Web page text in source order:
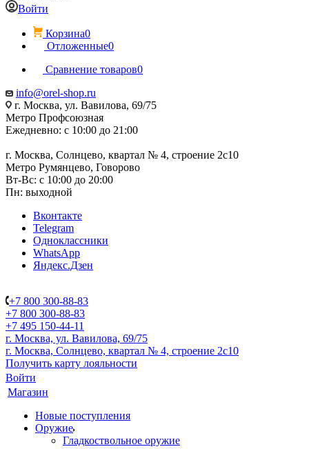
Войти
Корзина0
Отложенные0
Сравнение товаров0
info@orel-shop.ru
г. Москва, ул. Вавилова, 69/75
Метро Профсоюзная
Ежедневно: с 10:00 до 21:00
г. Москва, Солнцево, квартал № 4, строение 2с10
Метро Румянцево, Говорово
Вт-Вс: с 10:00 до 20:00
Пн: выходной
Вконтакте
Telegram
Одноклассники
WhatsApp
Яндекс.Дзен
+7 800 300-88-83
+7 800 300-88-83
+7 495 150-44-11
г. Москва, ул. Вавилова, 69/75
г. Москва, Солнцево, квартал № 4, строение 2с10
Получить карту лояльности
Войти
Магазин
Новые поступления
Оружие
Гладкоствольное оружие